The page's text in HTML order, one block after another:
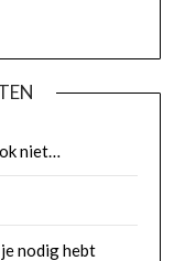
niet…
nodig hebt